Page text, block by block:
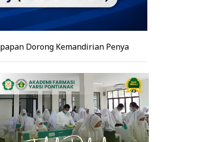
Kemandirian Penyandang Disabilitas melalui